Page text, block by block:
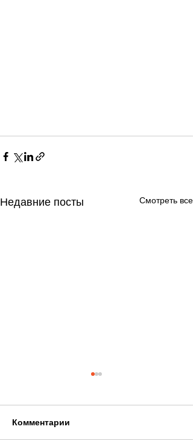
Недавние посты Смотреть все
Комментарии